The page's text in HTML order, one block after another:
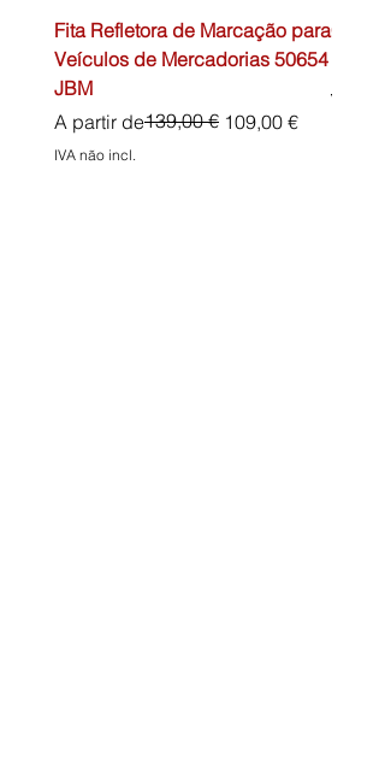
Fita Refletora de Marcação para
Veículos de Mercadorias 50654
JBM
A partir de
Preço normal139,00 € 109,00 €
Preço promocional
IVA não incl.
Preço
45,00 €